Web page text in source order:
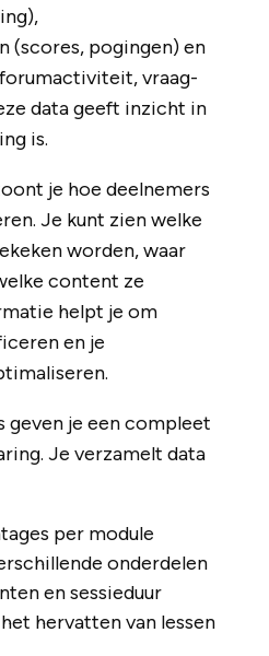
(scores, pogingen) en
vraag-
data geeft inzicht in
is.
je hoe deelnemers
Je kunt zien welke
worden, waar
content ze
helpt je om
en je
geven je een compleet
Je verzamelt data
per module
onderdelen
en sessieduur
hervatten van lessen